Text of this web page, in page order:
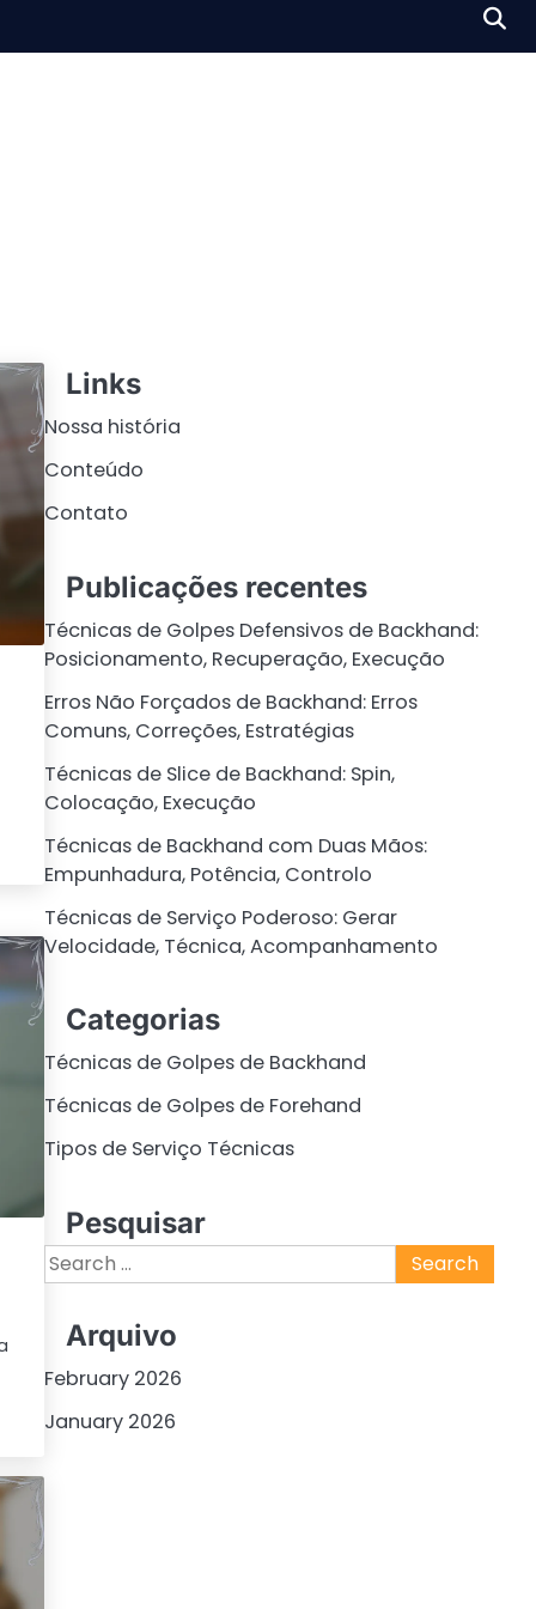
Links
Nossa história
Conteúdo
Contato
Publicações recentes
Técnicas de Golpes Defensivos de Backhand:
Posicionamento, Recuperação, Execução
Erros Não Forçados de Backhand: Erros
Comuns, Correções, Estratégias
Técnicas de Slice de Backhand: Spin,
Colocação, Execução
Técnicas de Backhand com Duas Mãos:
Empunhadura, Potência, Controlo
Técnicas de Serviço Poderoso: Gerar
Velocidade, Técnica, Acompanhamento
Categorias
Técnicas de Golpes de Backhand
Técnicas de Golpes de Forehand
Tipos de Serviço Técnicas
Pesquisar
Search
for:
Arquivo
February 2026
January 2026